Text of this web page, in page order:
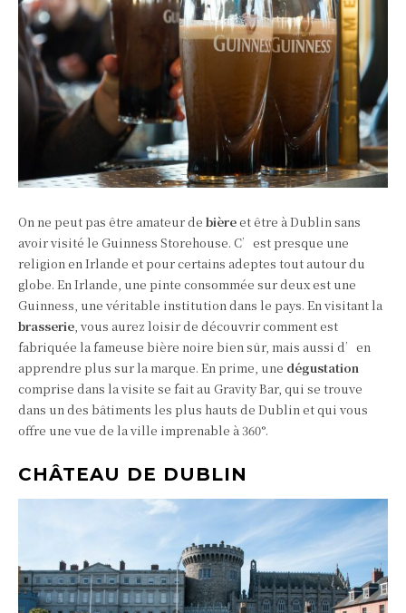
On ne peut pas être amateur de bièreet être à Dublin sans
avoir visité le Guinness Storehouse. C’est presque une
religion en Irlande et pour certains adeptes tout autour du
globe. En Irlande, une pinte consommée sur deux est une
Guinness, une véritable institution dans le pays. En visitant la
brasserie, vous aurez loisir de découvrir comment est
fabriquée la fameuse bière noire bien sûr, mais aussi d’en
apprendre plus sur la marque. En prime, une dégustation
comprise dans la visite se fait au Gravity Bar, qui se trouve
dans un des bâtiments les plus hauts de Dublin et qui vous
offre une vue de la ville imprenable à 360°.
CHÂTEAU DE DUBLIN